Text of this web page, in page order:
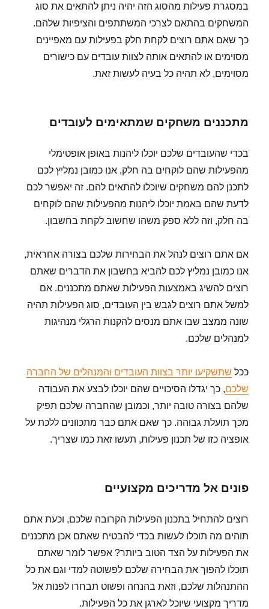
במסגרת פעילות מהסוג הזה יהיה ניתן להתאים את סוג
המשחקים בהתאם לצרכי המשתתפים והציפיות שלהם.
כך שאם אתם רוצים לקחת חלק בפעילות עם מאפיינים
מסוימים או להתאים אותה לצוות עובדים עם כישורים
מסוימים, לא תהיה כל בעיה לעשות זאת.
מתכננים משחקים שמתאימים לעובדים
בכדי שהעובדים שלכם יוכלו ליהנות באופן אופטימלי
מהפעילות שהם לוקחים בה חלק, אנו כמובן נמליץ לכם
לתכנן להם משחקים שיוכלו להתאים להם. זה יאפשר לכם
לדעת שהם באמת יוכלו ליהנות מהפעילות שהם לוקחים
בה חלק, וזה ללא ספק משהו שחשוב לקחת בחשבון.
אם אתם רוצים לנהל את הבחירות שלכם בצורה אחראית,
אנו כמובן נמליץ לכם להביא בחשבון את הדברים שאתם
רוצים להשיג באמצעות הפעילות שאתם מתכננים. אם
למשל אתם רוצים לגבש בין העובדים, סוג הפעילות תהיה
שונה ממצב שבו אתם מנסים להקנות הרגלי מנהיגות
למנהלים שלכם.
ככל שתשקיעו יותר בצוות העובדים והמנהלים של החברה
שלכם, כך יגדלו הסיכויים שהם יוכלו לבצע את העבודה
שלהם בצורה טובה יותר, וכמובן שהחברה שלכם תפיק
מכך תועלת גבוהה. כך שאם אתם כבר מתכוונים ללכת על
אופציה כזו של תכנון פעילות, תעשו זאת כמו שצריך.
פונים אל מדריכים מקצועיים
רוצים להתחיל בתכנון הפעילות הקרובה שלכם, וכעת אתם
תוהים מה תוכלו לעשות בכדי להבטיח שאתם אכן מתכננים
את הפעילות על הצד הטוב ביותר? אפשר לומר שאתם
תוכלו להפוך את הבחירה שלכם לפשוטה למדי וגם את כל
ההתנהלות שלכם, וזאת בהנחה ופשוט תבחרו לפנות אל
מדריך מקצועי שיוכל לארגן את כל הפעילות.